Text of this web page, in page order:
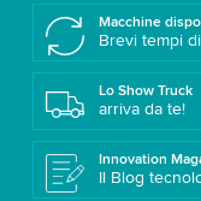
Macchine
Brevi tempi
Lo Show Truck
arriva da te!
Innovation
Il Blog